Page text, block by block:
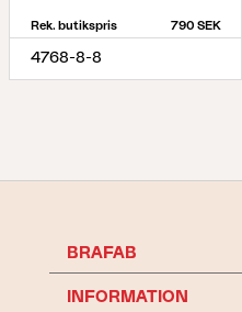
Rek. butikspris 790 SEK
4768-8-8
BRAFAB
INFORMATION